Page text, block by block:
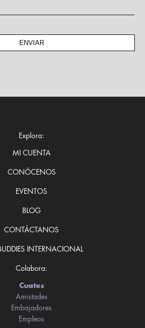
Explora:
MI CUENTA
CONÓCENOS
EVENTOS
BLOG
CONTÁCTANOS
INTERNACIONAL
Colabora:
Cuates
Amistades
Embajadores
Empleos